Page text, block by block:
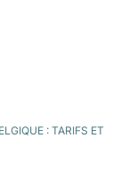
: TARIFS ET